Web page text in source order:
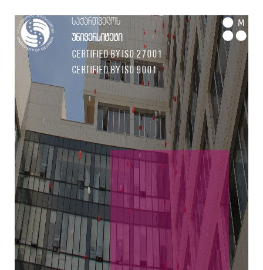
საქართველოს
უნივერსიტეტი
Certified by ISO 27001
Certified by ISO 9001
M